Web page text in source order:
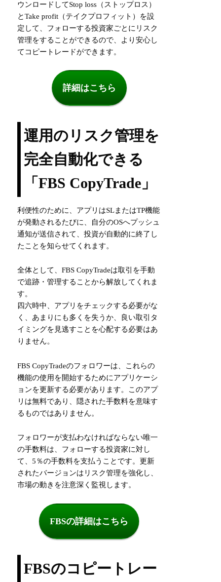
ウンロードしてStop loss（ストップロス）
とTake profit（テイクプロフィット）を設
定して、フォローする投資家ごとにリスク
管理をすることができるので、より安心し
てコピートレードができます。
詳細はこちら
運用のリスク管理を
完全自動化できる
「FBS CopyTrade」
利便性のために、アプリはSLまたはTP機能
が発動されるたびに、自分のOSへプッシュ
通知が送信されて、投資が自動的に終了し
たことを知らせてくれます。
全体として、FBS CopyTradeは取引を手動
で追跡・管理することから解放してくれま
す。
四六時中、アプリをチェックする必要がな
く、あまりにも多くを失うか、良い取引タ
イミングを見逃すことを心配する必要はあ
りません。
FBS CopyTradeのフォロワーは、これらの
機能の使用を開始するためにアプリケーシ
ョンを更新する必要があります。このアプ
リは無料であり、隠された手数料を意味す
るものではありません。
フォロワーが支払わなければならない唯一
の手数料は、フォローする投資家に対し
て、5％の手数料を支払うことです。更新
されたバージョンはリスク管理を強化し、
市場の動きを注意深く監視します。
FBSの詳細はこちら
FBSのコピートレー